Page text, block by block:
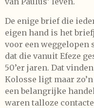
De enige brief die
eigen hand is het
voor een weggelopen
dat die vanuit Efeze
50’er jaren. Dat
Kolosse ligt maar
een belangrijke
waren talloze